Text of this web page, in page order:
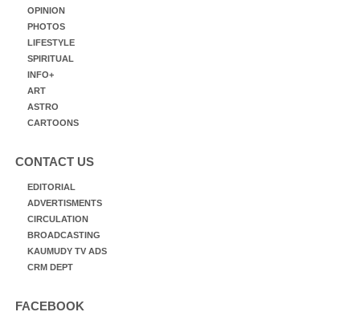
OPINION
PHOTOS
LIFESTYLE
SPIRITUAL
INFO+
ART
ASTRO
CARTOONS
CONTACT US
EDITORIAL
ADVERTISMENTS
CIRCULATION
BROADCASTING
KAUMUDY TV ADS
CRM DEPT
FACEBOOK